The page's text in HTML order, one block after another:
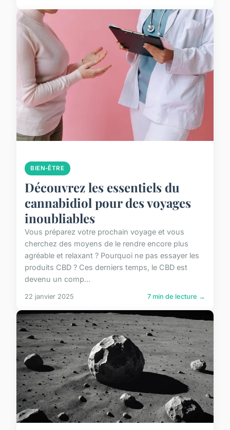
BIEN-ÊTRE
Découvrez les essentiels du
cannabidiol pour des voyages
inoubliables
Vous préparez votre prochain voyage et vous
cherchez des moyens de le rendre encore plus
agréable et relaxant ? Pourquoi ne pas essayer les
produits CBD ? Ces derniers temps, le CBD est
devenu un comp...
22 janvier 2025 7 min de lecture →